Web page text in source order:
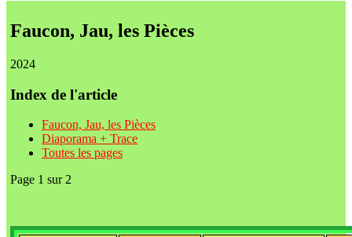
Faucon, Jau, les Pièces
2024
Index de l'article
Faucon, Jau, les Pièces
Diaporama + Trace
Toutes les pages
Page 1 sur 2